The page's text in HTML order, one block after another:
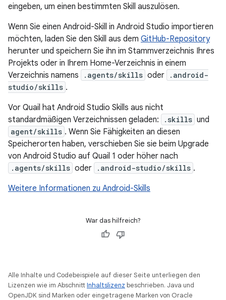
eingeben, um einen bestimmten Skill auszulösen.
Wenn Sie einen Android-Skill in Android Studio importieren
möchten, laden Sie den Skill aus dem GitHub-Repository
herunter und speichern Sie ihn im Stammverzeichnis Ihres
Projekts oder in Ihrem Home-Verzeichnis in einem
Verzeichnis namens
.agents/skills oder
.android-
studio/skills .
Vor Quail hat Android Studio Skills aus nicht
standardmäßigen Verzeichnissen geladen:
.skills und
agent/skills . Wenn Sie Fähigkeiten an diesen
Speicherorten haben, verschieben Sie sie beim Upgrade
von Android Studio auf Quail 1 oder höher nach
.agents/skills oder .android-studio/skills .
Weitere Informationen zu Android-Skills
War das hilfreich?
Alle Inhalte und Codebeispiele auf dieser Seite unterliegen den
Lizenzen wie im AbschnittInhaltslizenz beschrieben. Java und
OpenJDK sind Marken oder eingetragene Marken von Oracle